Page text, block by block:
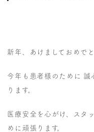
新年、あけましておめで
今年も患者様のために 誠
ります。
医療安全を心がけ、スタ
めに頑張ります。